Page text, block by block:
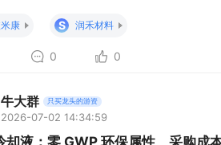
康 S 润禾材料
0 0
牛大群 只买龙头的游资
2026-07-02 14:34:59
却液：零 GWP 环保属性、采购成